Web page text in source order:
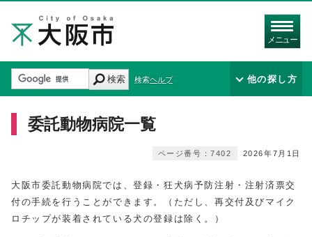
メニュー
検索 検索ヘルプ 他の探し方
委託動物病院一覧
2026年7月1日
ページ番号：7402
大阪市委託動物病院では、登録・狂犬病予防注射・注射済票交
付の手続を行うことができます。（ただし、再交付及びマイク
ロチップが装着されている犬の登録は除く。）